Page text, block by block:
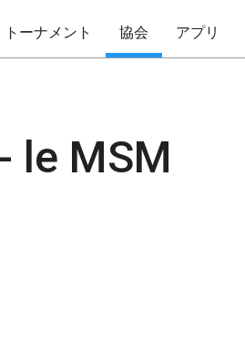
トーナメント 協会 アプリ
le MSM